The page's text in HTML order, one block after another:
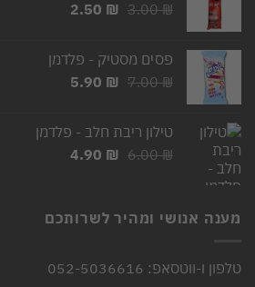
3.00₪
המחיר
3.00 ₪.
2.50 ₪
המחיר
2.50 ₪.
פסים מסטיק - פלדמן
7.00₪
המחיר
7.00 ₪.
5.90 ₪
המחיר
5.90 ₪.
טילון ריבת חלב - פלדמן
6.00₪
המחיר
6.00 ₪.
4.90 ₪
המחיר
4.90 ₪.
מענה אנושי ומהיר לשרותכם
טלפון ו-ווטסאפ: 052-5036616